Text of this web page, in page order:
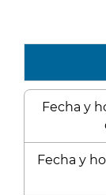
Fecha y
Fecha y